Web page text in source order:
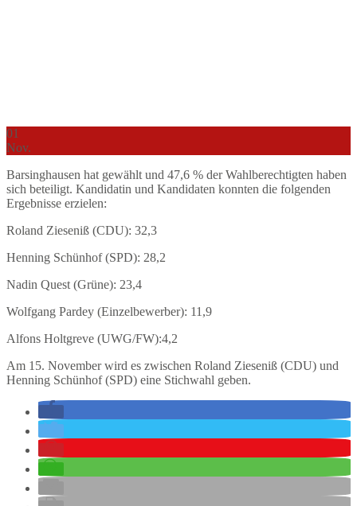
01
Nov.
Barsinghausen hat gewählt und 47,6 % der Wahlberechtigten haben
sich beteiligt. Kandidatin und Kandidaten konnten die folgenden
Ergebnisse erzielen:
Roland Zieseniß (CDU): 32,3
Henning Schünhof (SPD): 28,2
Nadin Quest (Grüne): 23,4
Wolfgang Pardey (Einzelbewerber): 11,9
Alfons Holtgreve (UWG/FW):4,2
Am 15. November wird es zwischen Roland Zieseniß (CDU) und
Henning Schünhof (SPD) eine Stichwahl geben.